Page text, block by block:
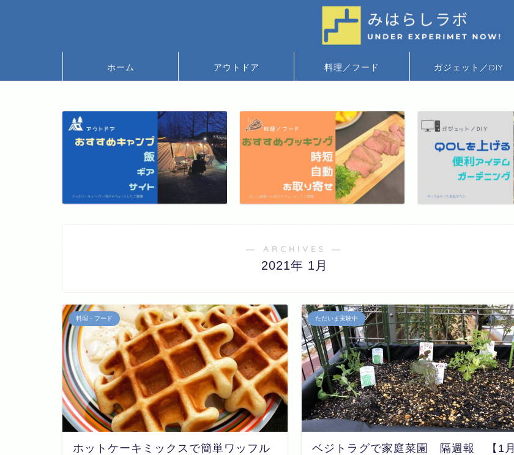
ホーム アウトドア 料理／フード ガジェット／DIY
― ARCHIVES ―
2021年 1月
料理・フード
ホットケーキミックスで簡単ワッフル
ただいま実験中
ベジトラグで家庭菜園 隔週報 【1月